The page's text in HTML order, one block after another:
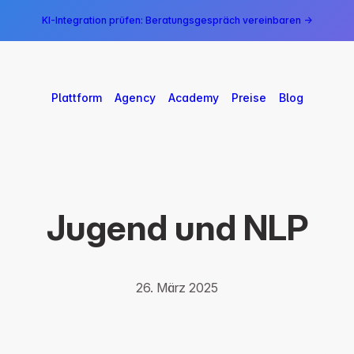
KI-Integration prüfen: Beratungsgespräch vereinbaren →
Plattform Agency Academy Preise Blog
Jugend und NLP
26. März 2025